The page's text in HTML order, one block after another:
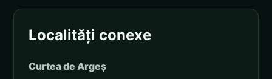
Localități conexe
Curtea de Argeș